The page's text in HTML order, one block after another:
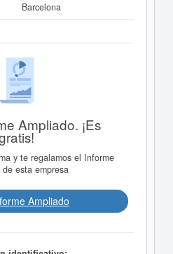
Barcelona
Ampliado. ¡Es
y te regalamos el Informe
de esta empresa
Ampliado